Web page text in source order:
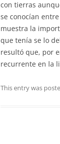
con tierras
se conocían
muestra la
que tenía se lo
resultó que, por
recurrente en la
This entry was